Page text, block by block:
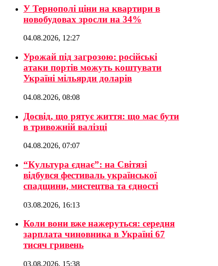
У Тернополі ціни на квартири в
новобудовах зросли на 34%
04.08.2026, 12:27
Урожай під загрозою: російські
атаки портів можуть коштувати
Україні мільярди доларів
04.08.2026, 08:08
Досвід, що рятує життя: що має бути
в тривожній валізці
04.08.2026, 07:07
“Культура єднає”: на Світязі
відбувся фестиваль української
спадщини, мистецтва та єдності
03.08.2026, 16:13
Коли вони вже нажеруться: середня
зарплата чиновника в Україні 67
тисяч гривень
03.08.2026, 15:38